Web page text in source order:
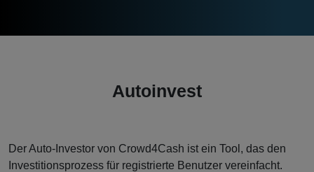
Autoinvest
Der Auto-Investor von Crowd4Cash ist ein Tool, das den
Investitionsprozess für registrierte Benutzer vereinfacht.